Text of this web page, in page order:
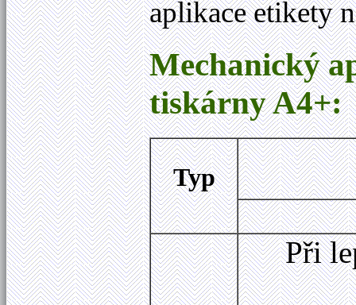
aplikace etikety
Mechanický
tiskárny A4+:
Typ
Při